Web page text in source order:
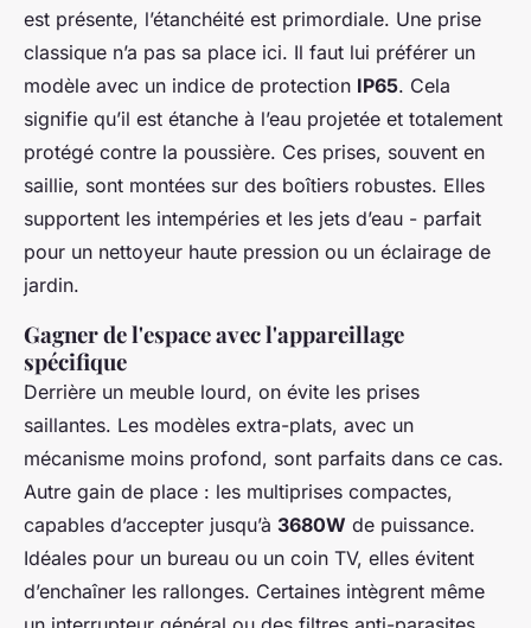
est présente, l’étanchéité est primordiale. Une prise
classique n’a pas sa place ici. Il faut lui préférer un
modèle avec un indice de protection IP65. Cela
signifie qu’il est étanche à l’eau projetée et totalement
protégé contre la poussière. Ces prises, souvent en
saillie, sont montées sur des boîtiers robustes. Elles
supportent les intempéries et les jets d’eau - parfait
pour un nettoyeur haute pression ou un éclairage de
jardin.
Gagner de l'espace avec l'appareillage
spécifique
Derrière un meuble lourd, on évite les prises
saillantes. Les modèles extra-plats, avec un
mécanisme moins profond, sont parfaits dans ce cas.
Autre gain de place : les multiprises compactes,
capables d’accepter jusqu’à 3680W de puissance.
Idéales pour un bureau ou un coin TV, elles évitent
d’enchaîner les rallonges. Certaines intègrent même